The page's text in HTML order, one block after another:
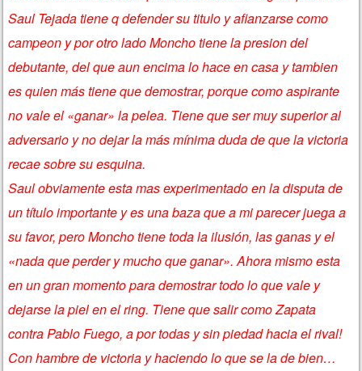
Saul Tejada tiene q defender su titulo y afianzarse como
campeon y por otro lado Moncho tiene la presion del
debutante, del que aun encima lo hace en casa y tambien
es quien más tiene que demostrar, porque como aspirante
no vale el «ganar» la pelea. Tiene que ser muy superior al
adversario y no dejar la más mínima duda de que la victoria
recae sobre su esquina.
Saul obviamente esta mas experimentado en la disputa de
un título importante y es una baza que a mi parecer juega a
su favor, pero Moncho tiene toda la ilusión, las ganas y el
«nada que perder y mucho que ganar». Ahora mismo esta
en un gran momento para demostrar todo lo que vale y
dejarse la piel en el ring. Tiene que salir como Zapata
contra Pablo Fuego, a por todas y sin piedad hacia el rival!
Con hambre de victoria y haciendo lo que se la de bien…